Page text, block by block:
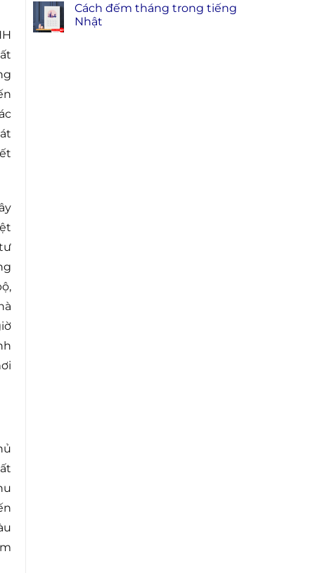
Cách đếm tháng trong tiếng
Nhật